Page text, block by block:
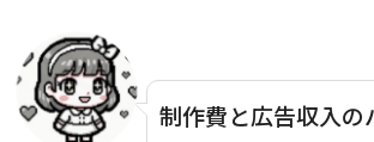
制作費と広告収入の